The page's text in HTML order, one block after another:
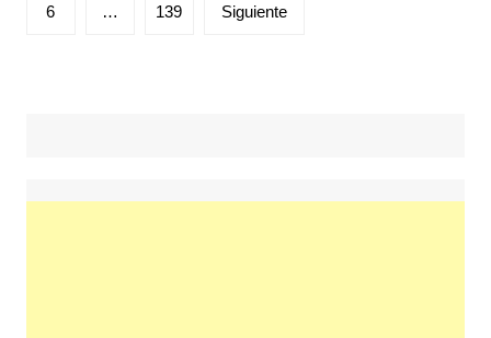
6 … 139 Siguiente